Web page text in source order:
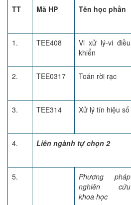
TT
Mã HP Tên học phần
1. TEE408
Vi xử lý-vi điều
khiển
2. TEE0317 Toán rời rạc
3. TEE314 Xử lý tín hiệu số
4. Liên ngành tự chọn 2
5.
Phương pháp
nghiên cứu
khoa học